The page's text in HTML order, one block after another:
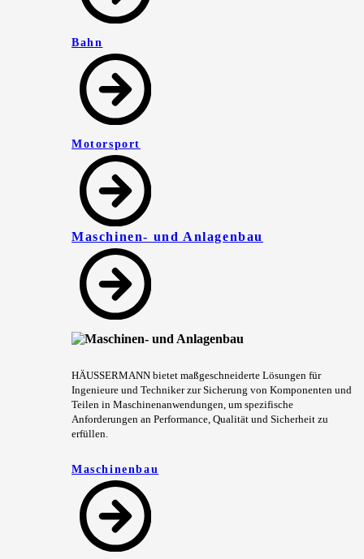
Bahn
Motorsport
Maschinen- und Anlagenbau
HÄUSSERMANN bietet maßgeschneiderte Lösungen für
Ingenieure und Techniker zur Sicherung von Komponenten und
Teilen in Maschinenanwendungen, um spezifische
Anforderungen an Performance, Qualität und Sicherheit zu
erfüllen.
Maschinenbau